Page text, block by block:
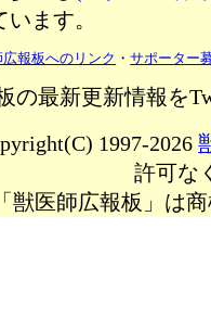
ます。
報板へのリンク ・サポーター
の最新更新情報を
1997-2026
許可な
「獣医師広報板」は